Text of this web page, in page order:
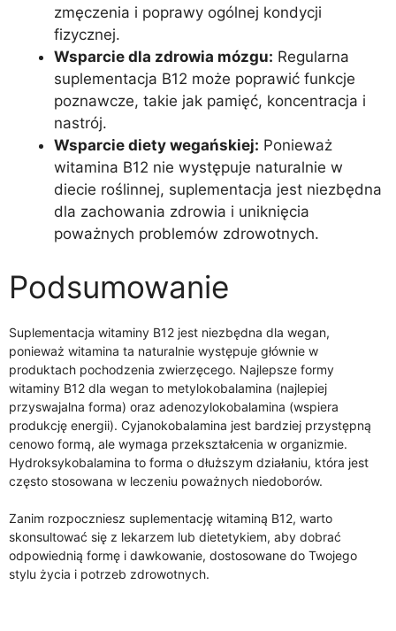
zmęczenia i poprawy ogólnej kondycji
fizycznej.
Wsparcie dla zdrowia mózgu: Regularna
suplementacja B12 może poprawić funkcje
poznawcze, takie jak pamięć, koncentracja i
nastrój.
Wsparcie diety wegańskiej: Ponieważ
witamina B12 nie występuje naturalnie w
diecie roślinnej, suplementacja jest niezbędna
dla zachowania zdrowia i uniknięcia
poważnych problemów zdrowotnych.
Podsumowanie
Suplementacja witaminy B12 jest niezbędna dla wegan,
ponieważ witamina ta naturalnie występuje głównie w
produktach pochodzenia zwierzęcego. Najlepsze formy
witaminy B12 dla wegan to metylokobalamina (najlepiej
przyswajalna forma) oraz adenozylokobalamina (wspiera
produkcję energii). Cyjanokobalamina jest bardziej przystępną
cenowo formą, ale wymaga przekształcenia w organizmie.
Hydroksykobalamina to forma o dłuższym działaniu, która jest
często stosowana w leczeniu poważnych niedoborów.
Zanim rozpoczniesz suplementację witaminą B12, warto
skonsultować się z lekarzem lub dietetykiem, aby dobrać
odpowiednią formę i dawkowanie, dostosowane do Twojego
stylu życia i potrzeb zdrowotnych.